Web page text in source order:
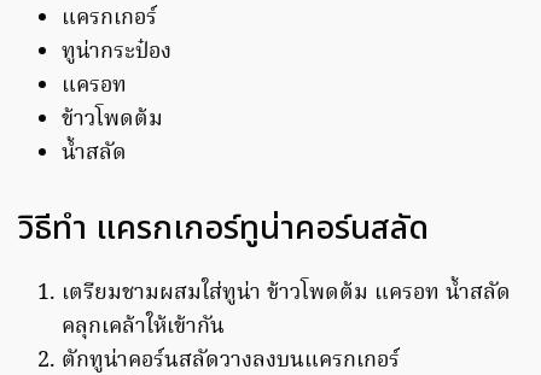
แครกเกอร์
ทูน่ากระป๋อง
แครอท
ข้าวโพดต้ม
น้ำสลัด
วิธีทำ แครกเกอร์ทูน่าคอร์นสลัด
เตรียมชามผสมใส่ทูน่า ข้าวโพดต้ม แครอท น้ำสลัด
คลุกเคล้าให้เข้ากัน
ตักทูน่าคอร์นสลัดวางลงบนแครกเกอร์